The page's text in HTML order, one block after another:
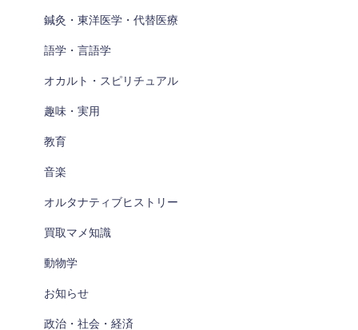
鍼灸・東洋医学・代替医療
語学・言語学
オカルト・スピリチュアル
趣味・実用
教育
音楽
オルタナティブヒストリー
買取マメ知識
動物学
お知らせ
政治・社会・経済